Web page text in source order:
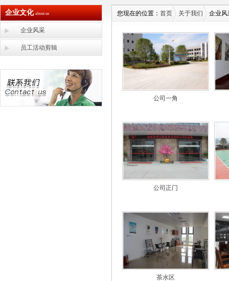
企业文化 about us
企业风采
员工活动剪辑
您现在的位置： 首页 关于我们 企业风
公司一角
公司正门
茶水区